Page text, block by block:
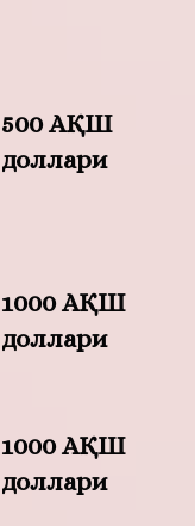
500 АҚШ
доллари
1000 АҚШ
доллари
1000 АҚШ
доллари